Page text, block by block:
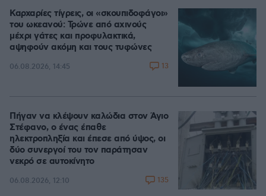
Καρχαρίες τίγρεις, οι «σκουπιδοφάγοι»
του ωκεανού: Τρώνε από αχινούς
μέχρι γάτες και προφυλακτικά,
αψηφούν ακόμη και τους τυφώνες
06.08.2026, 14:45 13
Πήγαν να κλέψουν καλώδια στον Άγιο
Στέφανο, ο ένας έπαθε
ηλεκτροπληξία και έπεσε από ύψος, οι
δύο συνεργοί του τον παράτησαν
νεκρό σε αυτοκίνητο
06.08.2026, 12:10 135